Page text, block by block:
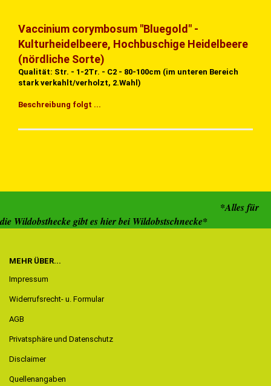
Vaccinium corymbosum "Bluegold" -
Kulturheidelbeere, Hochbuschige Heidelbeere
(nördliche Sorte)
Qualität: Str. - 1-2Tr. - C2 - 80-100cm (im unteren Bereich
stark verkahlt/verholzt, 2.Wahl)
Beschreibung folgt ...
*Alles für
die Wildobsthecke gibt es hier bei Wildobstschnecke*
MEHR ÜBER...
Impressum
Widerrufsrecht- u. Formular
AGB
Privatsphäre und Datenschutz
Disclaimer
Quellenangaben